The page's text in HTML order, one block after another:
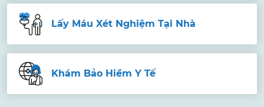
Lấy Máu Xét Nghiệm Tại Nhà
Khám Bảo Hiểm Y Tế